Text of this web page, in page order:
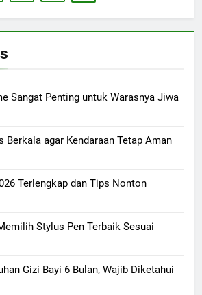
Sangat Penting untuk Warasnya Jiwa
Berkala agar Kendaraan Tetap Aman
Terlengkap dan Tips Nonton
Stylus Pen Terbaik Sesuai
Gizi Bayi 6 Bulan, Wajib Diketahui